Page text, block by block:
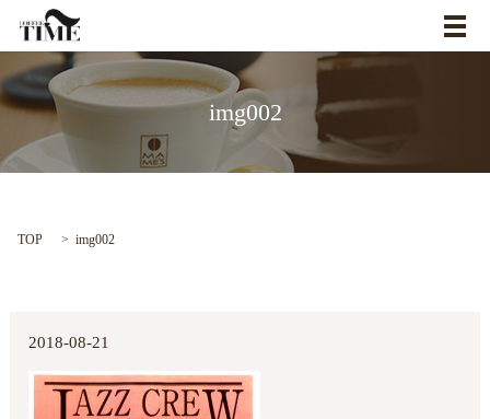
メ
img002
TOP img002
2018-08-21